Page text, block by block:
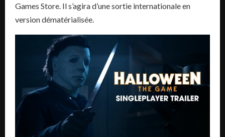
Games Store. Il s’agira d’une sortie internationale en
version dématérialisée.